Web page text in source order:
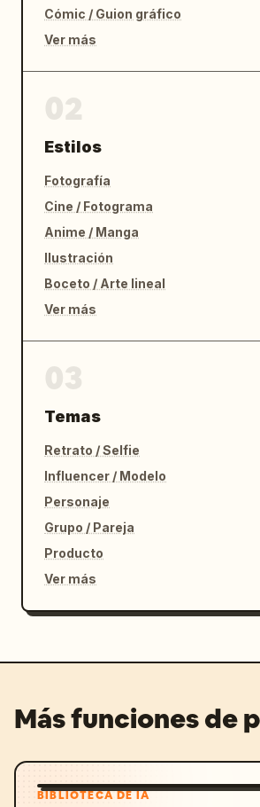
Cómic / Guion gráfico
Ver más
Estilos
Fotografía
Cine / Fotograma
Anime / Manga
Ilustración
Boceto / Arte lineal
Ver más
Temas
Retrato / Selfie
Influencer / Modelo
Personaje
Grupo / Pareja
Producto
Ver más
Más funciones de
BIBLIOTECA DE IA